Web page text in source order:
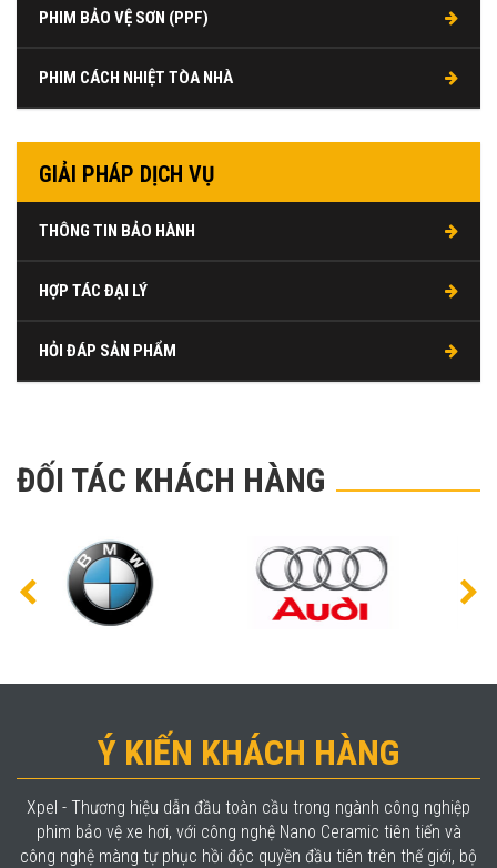
PHIM BẢO VỆ SƠN (PPF)
PHIM CÁCH NHIỆT TÒA NHÀ
GIẢI PHÁP DỊCH VỤ
THÔNG TIN BẢO HÀNH
HỢP TÁC ĐẠI LÝ
HỎI ĐÁP SẢN PHẨM
ĐỐI TÁC KHÁCH HÀNG
Ý KIẾN KHÁCH HÀNG
Xpel - Thương hiệu dẫn đầu toàn cầu trong ngành công nghiệp
phim bảo vệ xe hơi, với công nghệ Nano Ceramic tiên tiến và
công nghệ màng tự phục hồi độc quyền đầu tiên trên thế giới, bộ